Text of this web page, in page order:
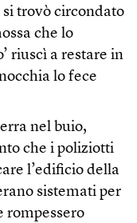
trovò circondato
che lo
riuscì a restare in
lo fece
nel buio,
che i poliziotti
l’edificio della
sistemati per
rompessero